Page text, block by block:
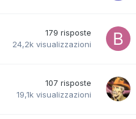
179 risposte
24,2k visualizzazioni
107 risposte
19,1k visualizzazioni